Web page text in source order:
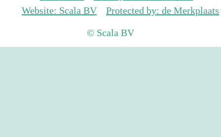
Website: Scala BV
Protected by: de Merkplaats
© Scala BV